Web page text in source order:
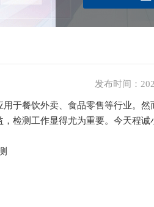
发布时间：
餐饮外卖、食品零售等行业。然
检测工作显得尤为重要。今天程